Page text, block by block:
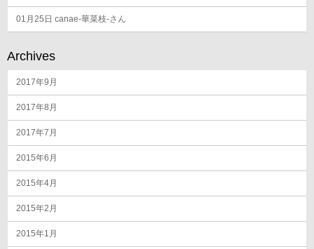
01月25日 canae-華菜枝-さん
Archives
2017年9月
2017年8月
2017年7月
2015年6月
2015年4月
2015年2月
2015年1月